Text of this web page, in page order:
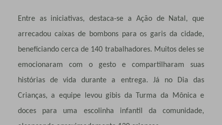
Entre as iniciativas, destaca-se a Ação de Natal, que
arrecadou caixas de bombons para os garis da cidade,
beneficiando cerca de 140 trabalhadores. Muitos deles se
emocionaram com o gesto e compartilharam suas
histórias de vida durante a entrega. Já no Dia das
Crianças, a equipe levou gibis da Turma da Mônica e
doces para uma escolinha infantil da comunidade,